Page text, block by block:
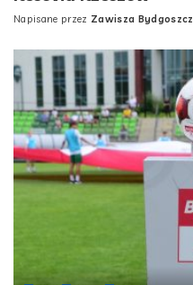
Posted
Napisane przez Zawisza Bydgoszcz